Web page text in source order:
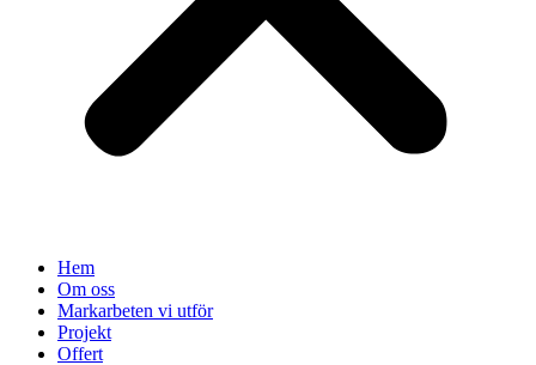
Hem
Om oss
Markarbeten vi utför
Projekt
Offert